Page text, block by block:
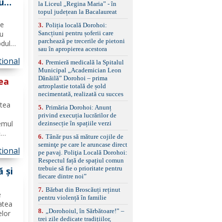
și
panoramică, geamuri
spate fumurii Carlig de
remorcare Bonus: -
Covorașe textile montate
pe mașină. -Ofer și un
set de covorașe din
împreună cu un set de
anvelope de iarnă.
la Liceul „Regina Maria” - în
topul județean la Bacalaureat
3. Poliția locală Dorohoi:
Sancțiuni pentru șoferii care
parchează pe trecerile de pietoni
sau în apropierea acestora
4. Premieră medicală la Spitalul
Municipal „Academician Leon
Dănăilă” Dorohoi – prima
artroplastie totală de șold
necimentată, realizată cu succes
5. Primăria Dorohoi: Anunț
privind execuția lucrărilor de
dezinsecție în spațiile verzi
6. Tânăr pus să măture cojile de
seminţe pe care le aruncase direct
pe pavaj. Poliţia Locală Dorohoi:
Respectul față de spațiul comun
trebuie să fie o prioritate pentru
fiecare dintre noi”
7. Bărbat din Broscăuți reținut
pentru violență în familie
8.
„Dorohoiul, în Sărbătoare!” –
trei zile dedicate tradițiilor,